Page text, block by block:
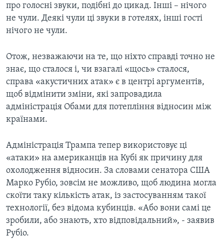
про голосні звуки, подібні до цикад. Інші – нічого
не чули. Деякі чули ці звуки в готелях, інші гості
нічого не чули.
Отож, незважаючи на те, що ніхто справді точно не
знає, що сталося і, чи взагалі «щось» сталося,
справа «акустичних атак» є в центрі аргументів,
щоб відмінити зміни, які запровадила
адміністрація Обами для потепління відносин між
країнами.
Адміністрація Трампа тепер використовує ці
«атаки» на американців на Кубі як причину для
охолодження відносин. За словами сенатора США
Марко Рубіо, зовсім не можливо, щоб людина могла
скоїти таку кількість атак, із застосуванням такої
технології, без відома кубинців. «Або вони самі це
зробили, або знають, хто відповідальний», - заявив
Рубіо.